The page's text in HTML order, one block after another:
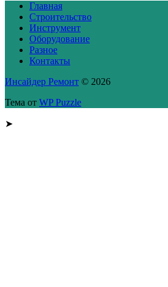
Главная
Строительство
Инструмент
Оборудование
Разное
Контакты
Инсайдер Ремонт © 2026
Тема от WP Puzzle
➤